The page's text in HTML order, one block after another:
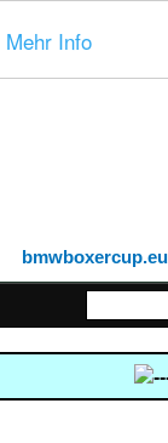
Mehr Info
bmwboxercup.eu
------